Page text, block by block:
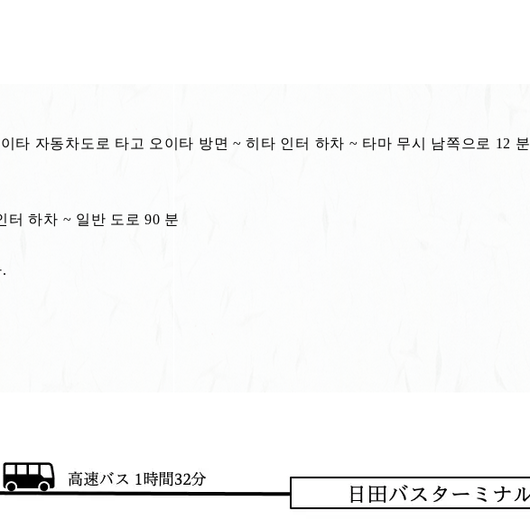
타 자동차도로 타고 오이타 방면 ~ 히타 인터 하차 ~ 타마 무시 남쪽으로 12 분
터 하차 ~ 일반 도로 90 분